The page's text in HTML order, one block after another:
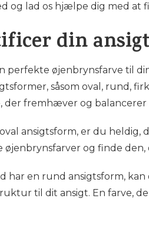
og lad os hjælpe dig med
din
perfekte øjenbrynsfarve til
såsom oval, rund,
der fremhæver og
ansigtsform, er du
øjenbrynsfarver og finde
har en rund ansigtsform,
til dit ansigt. En farve,